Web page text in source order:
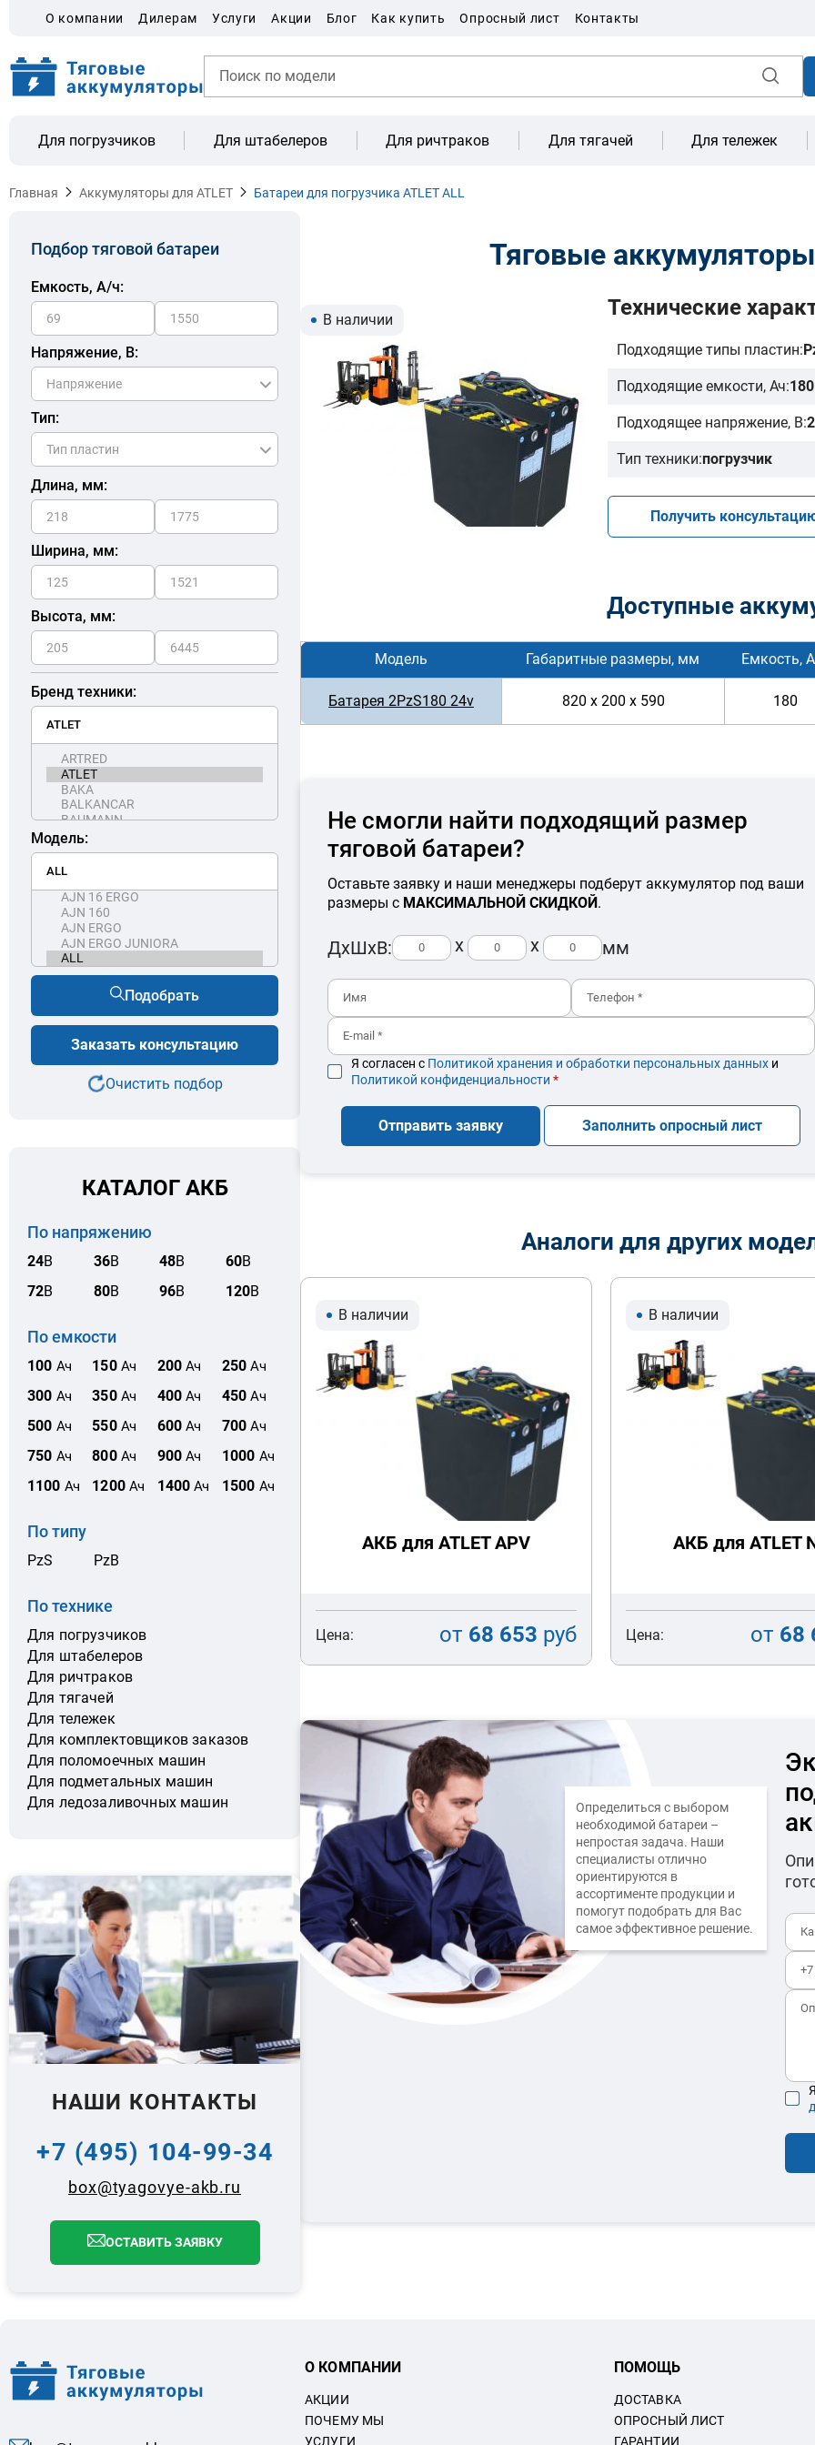
О компании Дилерам Услуги Акции Блог Как купить Опросный лист Контакты
Для погрузчиков Для штабелеров Для ричтраков Для тягачей Для тележек
Главная Аккумуляторы для ATLET Батареи для погрузчика ATLET ALL
Подбор тяговой батареи
Емкость, A/ч:
Напряжение, В:
Тип:
Длина, мм:
Ширина, мм:
Высота, мм:
Бренд техники:
Модель:
Подобрать
Заказать консультацию
Очистить подбор
КАТАЛОГ АКБ
По напряжению
24В 36В 48В 60В
72В 80В 96В 120В
По емкости
100 Ач 150Ач 200Ач 250 Ач
300 Ач 350Ач 400Ач 450 Ач
500 Ач 550Ач 600Ач 700 Ач
750 Ач 800Ач 900Ач 1000 Ач
1100 Ач 1200Ач 1400 Ач 1500 Ач
По типу
PzS PzB
По технике
Для погрузчиков
Для штабелеров
Для ричтраков
Для тягачей
Для тележек
Для комплектовщиков заказов
Для поломоечных машин
Для подметальных машин
Для ледозаливочных машин
НАШИ КОНТАКТЫ
+7 (495) 104-99-34
box@tyagovye-akb.ru
ОСТАВИТЬ ЗАЯВКУ
Тяговые
В наличии Технические
Подходящие типы пластин:
Подходящие емкости, Ач:180
Подходящее напряжение, В:
Тип техники:погрузчик
Получить
Доступные
Модель Габаритные размеры, мм Емкость,
Батарея 2PzS180 24v 820 x 200 x 590 180
Не смогли найти подходящий размер
тяговой батареи?
Оставьте заявку и наши менеджеры подберут аккумулятор под ваши
размеры с МАКСИМАЛЬНОЙ СКИДКОЙ.
ДхШхВ: x x мм
Я согласен с Политикой хранения и обработки персональных данных и
Политикой конфиденциальности *
Отправить заявку Заполнить опросный лист
Аналоги для других
В наличии
АКБ для ATLET APV
Цена: от 68 653 руб
В наличии
АКБ для ATLET
Цена: от 68
Определиться с выбором
необходимой батареи –
непростая задача. Наши
специалисты отлично
ориентируются в
ассортименте продукции и
помогут подобрать для Вас
самое эффективное решение.
О КОМПАНИИ
АКЦИИ
ПОЧЕМУ МЫ
УСЛУГИ
ПОМОЩЬ
ДОСТАВКА
ОПРОСНЫЙ ЛИСТ
ГАРАНТИИ